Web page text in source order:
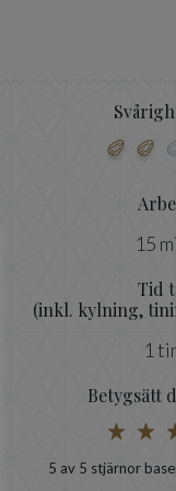
15
Tid
(inkl. kylning,
1
Betygsätt
5 av 5 stjärnor